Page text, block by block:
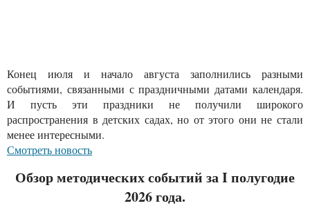
Конец июля и начало августа заполнились разными
событиями, связанными с праздничными датами календаря.
И пусть эти праздники не получили широкого
распространения в детских садах, но от этого они не стали
менее интересными.
Смотреть новость
Обзор методических событий за I полугодие
2026 года.